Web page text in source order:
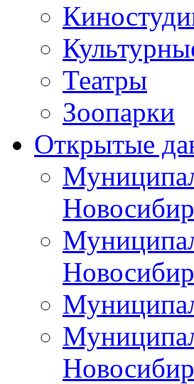
Театры
Зоопарки
Открытые